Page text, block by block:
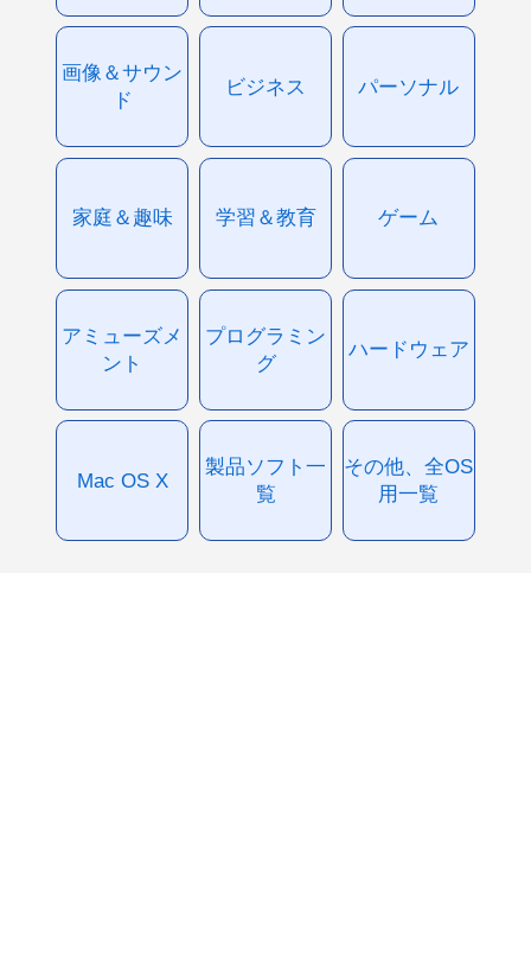
画像＆サウン
ド
ビジネス パーソナル
家庭＆趣味 学習＆教育 ゲーム
アミューズメ
ント
プログラミン
グ
ハードウェア
Mac OS X
製品ソフト一
覧
その他、全OS
用一覧